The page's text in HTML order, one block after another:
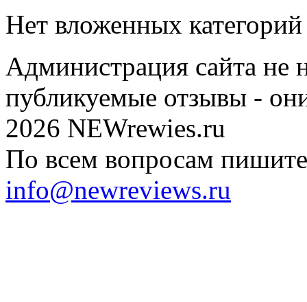
Нет вложенных категорий
Администрация сайта не
публикуемые отзывы -
2026 NEWrewies.ru
По всем вопросам
info@newreviews.ru